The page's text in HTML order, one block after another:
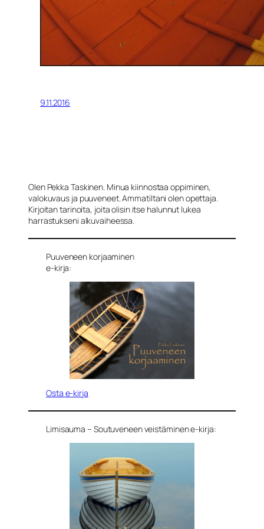
9.11.2016
Olen Pekka Taskinen. Minua kiinnostaa oppiminen,
valokuvaus ja puuveneet. Ammatiltani olen opettaja.
Kirjoitan tarinoita, joita olisin itse halunnut lukea
harrastukseni alkuvaiheessa.
Puuveneen korjaaminen
e-kirja:
Osta e-kirja
Limisauma – Soutuveneen veistäminen e-kirja: